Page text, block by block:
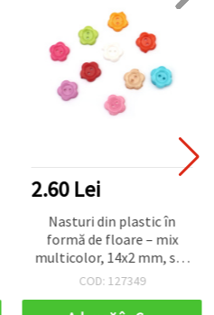
2.60 Lei
Nasturi din plastic în
formă de floare – mix
multicolor, 14x2 mm, set
20 buc.
COD: 127349